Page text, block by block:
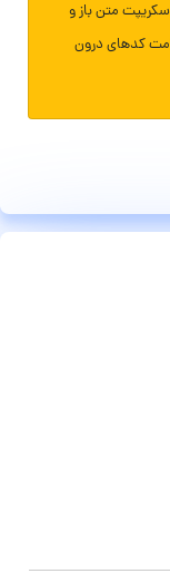
متن باز و
کدهای درون